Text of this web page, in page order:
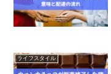
ライフスタイル